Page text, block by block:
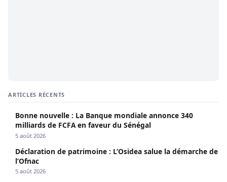
ARTICLES RÉCENTS
Bonne nouvelle : La Banque mondiale annonce 340
milliards de FCFA en faveur du Sénégal
5 août 2026
Déclaration de patrimoine : L’Osidea salue la démarche de
l’Ofnac
5 août 2026